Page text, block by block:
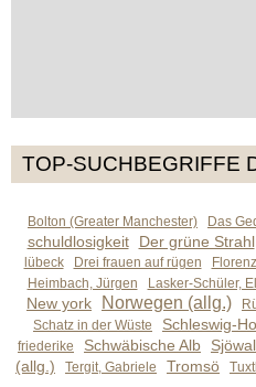
TOP-SUCHBEGRIFFE
Bolton (Greater Manchester) Das
schuldlosigkeit Der grüne Strahl
lübeck
Drei frauen auf rügen Florenz
Heimbach, Jürgen
Lasker-Schüler,
New york
Norwegen (allg.)
Schatz in der Wüste
Schleswig-
friederike Schwäbische Alb
(allg.) Tergit, Gabriele Tromsö